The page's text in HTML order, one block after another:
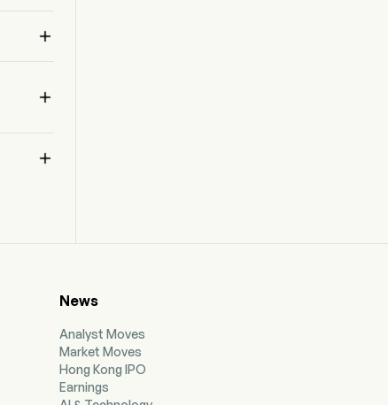



News
Analyst Moves
Market Moves
Hong Kong IPO
Earnings